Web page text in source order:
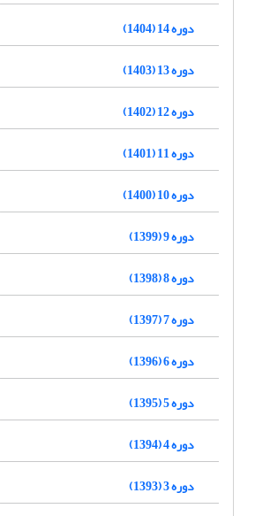
دوره 14 (1404)
دوره 13 (1403)
دوره 12 (1402)
دوره 11 (1401)
دوره 10 (1400)
دوره 9 (1399)
دوره 8 (1398)
دوره 7 (1397)
دوره 6 (1396)
دوره 5 (1395)
دوره 4 (1394)
دوره 3 (1393)